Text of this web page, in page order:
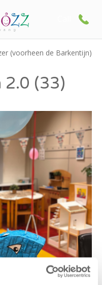
(voorheen de Barkentijn)
(33)